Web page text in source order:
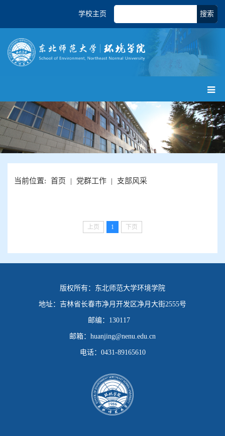
搜索
学校主页
当前位置: 首页 | 党群工作 | 支部风采
上页 1 下页
版权所有： 东北师范大学环境学院
地址： 吉林省长春市净月开发区净月大街2555号
邮编： 130117
邮箱： huanjing@nenu.edu.cn
电话： 0431-89165610